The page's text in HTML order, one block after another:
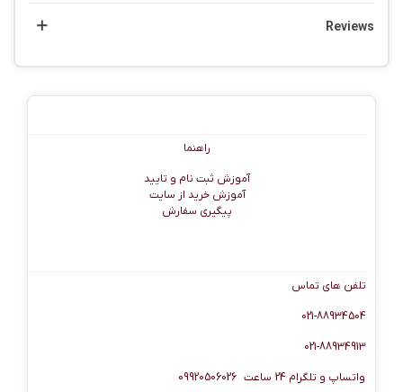
Reviews
راهنما
آموزش ثبت نام و تایید
آموزش خرید از سایت
پیگیری سفارش
تلفن های تماس
021-88934504
021-88934913
واتساپ و تلگرام 24 ساعت 09920506026